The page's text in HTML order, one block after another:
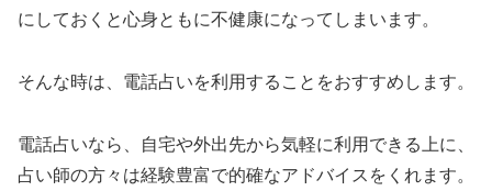
にしておくと心身ともに不健康になってしまいます。
そんな時は、電話占いを利用することをおすすめします。
電話占いなら、自宅や外出先から気軽に利用できる上に、
占い師の方々は経験豊富で的確なアドバイスをくれます。